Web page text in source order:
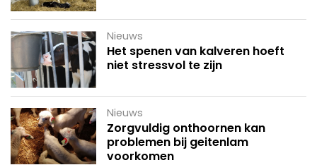
Nieuws
Het spenen van kalveren hoeft
niet stressvol te zijn
Nieuws
Zorgvuldig onthoornen kan
problemen bij geitenlam
voorkomen